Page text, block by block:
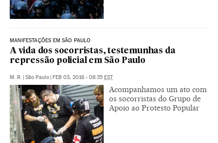
MANIFESTAÇÕES EM SÃO PAULO
A vida dos socorristas, testemunhas da
repressão policial em São Paulo
M. R. | São Paulo | FEB 03, 2016 - 08:35 EST
Acompanhamos um ato com
os socorristas do Grupo de
Apoio ao Protesto Popular